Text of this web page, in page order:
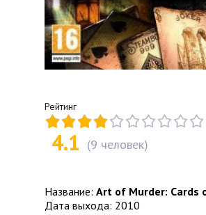
Рейтинг
4.1 (9 человек)
Название: Art of Murder: Cards
Дата выхода: 2010